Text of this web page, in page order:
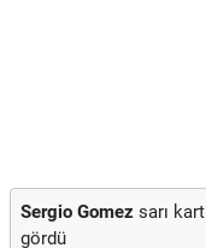
Sergio Gomez sarı kart
gördü